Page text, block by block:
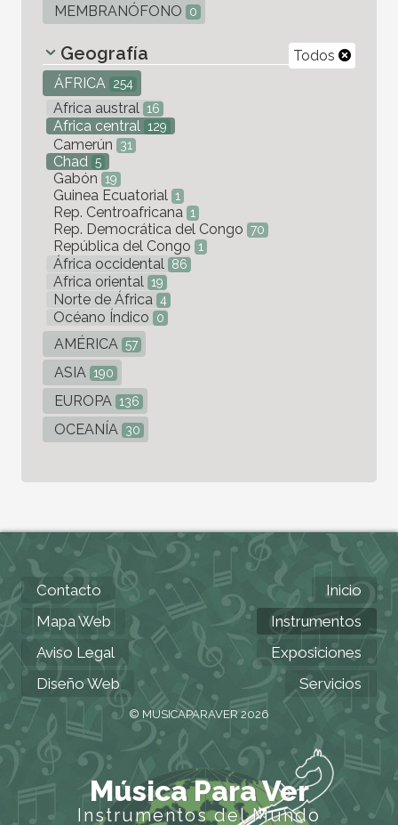
MEMBRANÓFONO 0
Todos
Geografía
ÁFRICA 254
Africa austral 16
Africa central 129
Camerún 31
Chad 5
Gabón 19
Guinea Ecuatorial 1
Rep. Centroafricana 1
Rep. Democrática del Congo 70
República del Congo 1
África occidental 86
Africa oriental 19
Norte de África 4
Océano Índico 0
AMÉRICA 57
ASIA 190
EUROPA 136
OCEANÍA 30
Contacto
Mapa Web
Aviso Legal
Diseño Web
Inicio
Instrumentos
Exposiciones
Servicios
© MUSICAPARAVER 2026
Música Para Ver
Instrumentos del Mundo